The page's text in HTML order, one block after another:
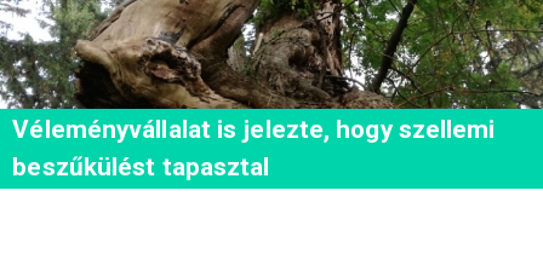
Véleményvállalat is jelezte, hogy szellemi
beszűkülést tapasztal